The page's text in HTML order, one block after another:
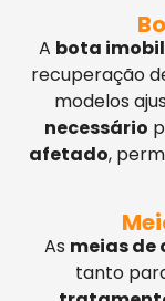
A bota
recuperação
modelos
necessário
afetado,
As meias de
tanto